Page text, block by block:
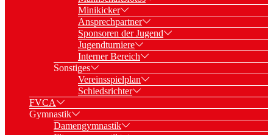
Minikicker
Ansprechpartner
Sponsoren der Jugend
Jugendturniere
Interner Bereich
Sonstiges
Vereinsspielplan
Schiedsrichter
FVCA
Gymnastik
Damengymnastik